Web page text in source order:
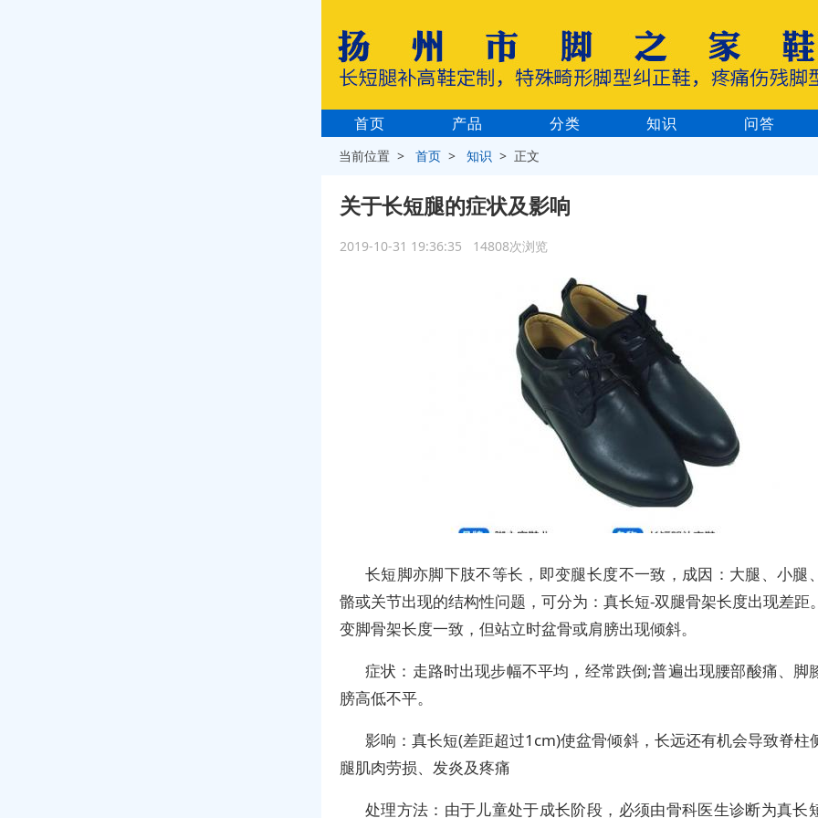
首页 产品 分类 知识 问答
当前位置 >首页 >知识 > 正文
关于长短腿的症状及影响
2019-10-31 19:36:35 14808次浏览
长短脚亦脚下肢不等长，即变腿长度不一致，成因：大腿、小腿
骼或关节出现的结构性问题，可分为：真长短-双腿骨架长度出现差距
变脚骨架长度一致，但站立时盆骨或肩膀出现倾斜。
症状：走路时出现步幅不平均，经常跌倒;普遍出现腰部酸痛、脚
膀高低不平。
影响：真长短(差距超过1cm)使盆骨倾斜，长远还有机会导致脊柱
腿肌肉劳损、发炎及疼痛
处理方法：由于儿童处于成长阶段，必须由骨科医生诊断为真长